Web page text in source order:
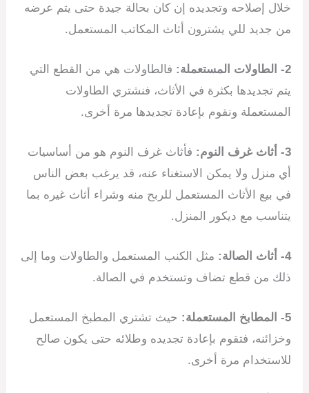
خلال إصلاحه وتجديده إن كان بحالة جيدة حتى يتم عرضه
من جديد للي يشترون أثاث المكاتب المستعمل.
2- الطاولات المستعملة:
فالطاولات هي من القطع التي
يتم تجديدها بكثرة في الأثاث، فنشتري الطاولات
المستعملة ونقوم بإعادة تجديدها مرة أخرى.
3- أثاث غرف النوم:
فأثاث غرف النوم هو من أساسيات
أي منزل ولا يمكن الاستغناء عنه، قد يرغب بعض الناس
في بيع الأثاث المستعمل للربح منه وشراء أثاث غيره بما
يتناسب مع ديكور المنزل.
4- أثاث الصالة:
مثل الكنب المستعمل والطاولات وما إلى
ذلك من قطع تضاف وتستخدم في الصالة.
5- المطابخ المستعملة:
حيث تشتري المطبخ المستعمل
وخزائنه، فتقوم بإعادة تجديده وطلائه حتى يكون صالح
للاستخدام مرة أخرى.